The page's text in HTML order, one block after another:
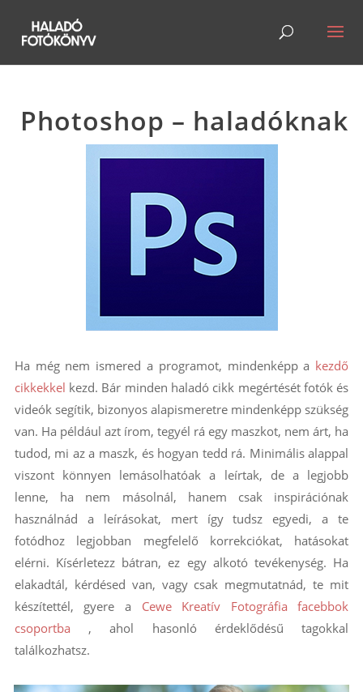
Photoshop – haladóknak
Ha még nem ismered a programot, mindenképp a kezdő
cikkekkel kezd. Bár minden haladó cikk megértését fotók és
videók segítik, bizonyos alapismeretre mindenképp szükség
van. Ha például azt írom, tegyél rá egy maszkot, nem árt, ha
tudod, mi az a maszk, és hogyan tedd rá. Minimális alappal
viszont könnyen lemásolhatóak a leírtak, de a legjobb
lenne, ha nem másolnál, hanem csak inspirációnak
használnád a leírásokat, mert így tudsz egyedi, a te
fotódhoz legjobban megfelelő korrekciókat, hatásokat
elérni. Kísérletezz bátran, ez egy alkotó tevékenység. Ha
elakadtál, kérdésed van, vagy csak megmutatnád, te mit
készítettél, gyere a Cewe Kreatív Fotográfia facebbok
csoportba , ahol hasonló érdeklődésű tagokkal
találkozhatsz.